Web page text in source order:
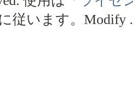
従います。 Modify